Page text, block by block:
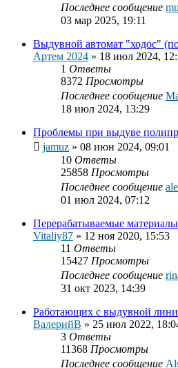
Последнее сообщение
03 мар 2025, 19:11
Выдувной автомат "ходос"
Артем 2024 » 18 июл 2024,
1 Ответы
8372 Просмотры
Последнее сообщение
18 июл 2024, 13:29
Проблемы при выдуве
jamuz » 08 июн 2024, 09:01
10 Ответы
25858 Просмотры
Последнее сообщение
01 июл 2024, 07:12
Перерабатываемые материалы
Vitaliy87 » 12 ноя 2020, 15:53
11 Ответы
15427 Просмотры
Последнее сообщение
31 окт 2023, 14:39
Работающих с выдувной
ВалерийВ » 25 июл 2022,
3 Ответы
11368 Просмотры
Последнее сообщение